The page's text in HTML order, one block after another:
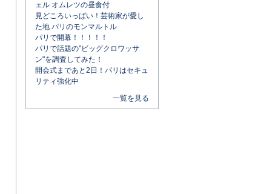
ェル オムレツの昼食付
見どころいっぱい！芸術家が愛し
た地 パリのモンマルトル
パリで開幕！！！！！
パリで話題の"ビッグクロワッサ
ン"を調査してみた！
開会式まであと2日！パリはセキュ
リティ強化中
一覧を見る